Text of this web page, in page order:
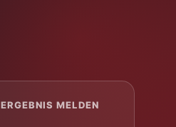
ERGEBNIS MELDEN